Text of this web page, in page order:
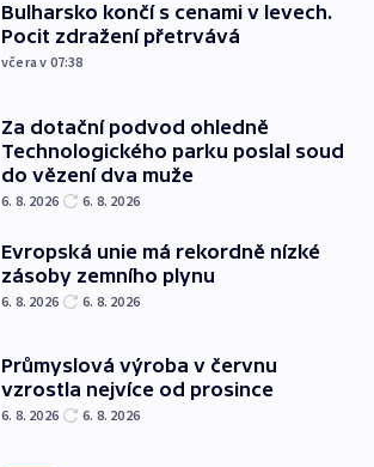
Bulharsko končí s cenami v levech.
Pocit zdražení přetrvává
včera v 07:38
Za dotační podvod ohledně
Technologického parku poslal soud
do vězení dva muže
6. 8. 2026 6. 8. 2026
Evropská unie má rekordně nízké
zásoby zemního plynu
6. 8. 2026 6. 8. 2026
Průmyslová výroba v červnu
vzrostla nejvíce od prosince
6. 8. 2026 6. 8. 2026